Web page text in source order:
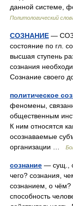
данной системе,
Политологический
СОЗНАНИЕ —
состояние по гл.
высшая ступень
сознания
Сознание своего
политическое
феномены,
общественным
К ним относятся
осознаваемые
организации …
сознание — сущ.,
чего? сознания,
сознанием, о чём?
способность